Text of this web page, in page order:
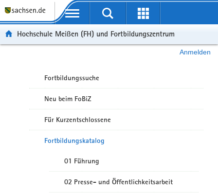
Portalübergreifende Navigation
Hochschule Meißen (FH) und Fortbildungszentrum
Anmelden
Fortbildungssuche
Neu beim FoBiZ
Für Kurzentschlossene
Fortbildungskatalog
01 Führung
02 Presse- und Öffentlichkeitsarbeit